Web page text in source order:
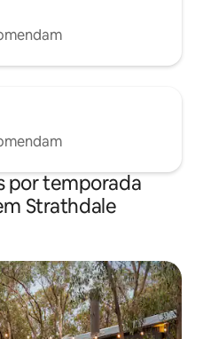
por temporada
Strathdale